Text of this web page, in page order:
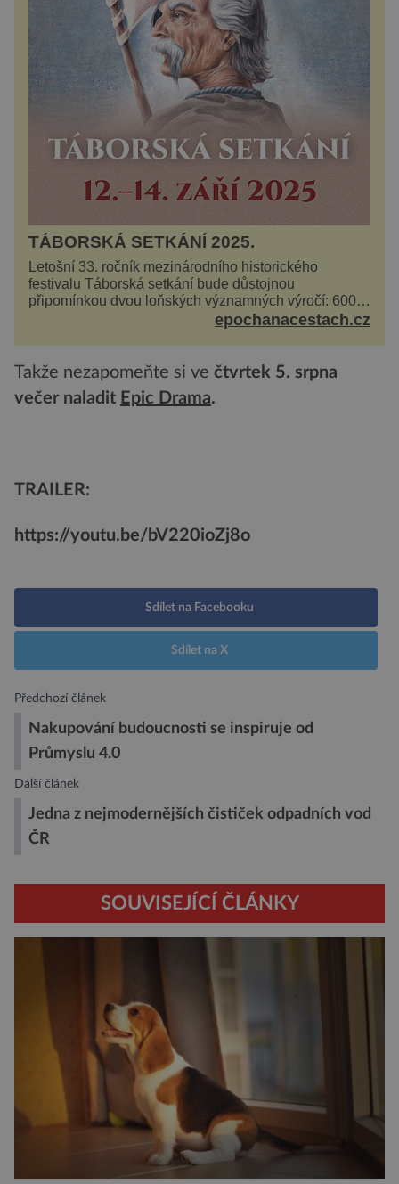
TÁBORSKÁ SETKÁNÍ 2025.
Letošní 33. ročník mezinárodního historického
festivalu Táborská setkání bude důstojnou
připomínkou dvou loňských významných výročí: 600
let od úmrtí nikdy v poli neporaženého hejtmana Jana
epochanacestach.cz
Takže nezapomeňte si ve čtvrtek 5. srpna
večer naladit Epic Drama.
TRAILER:
https://youtu.be/bV220ioZj8o
Sdílet na Facebooku
Sdílet na X
Předchozí článek
Nakupování budoucnosti se inspiruje od
Průmyslu 4.0
Další článek
Jedna z nejmodernějších čističek odpadních vod
ČR
SOUVISEJÍCÍ ČLÁNKY